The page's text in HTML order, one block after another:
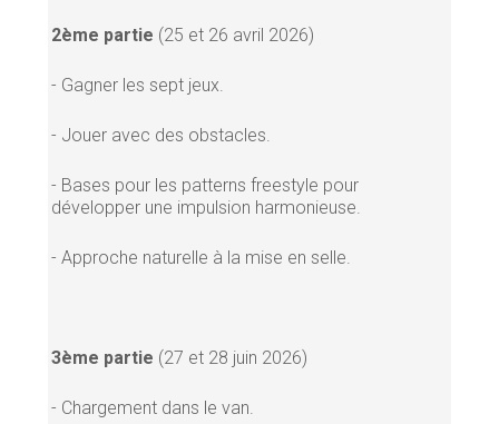
2ème partie (25 et 26 avril 2026)
- Gagner les sept jeux.
- Jouer avec des obstacles.
- Bases pour les patterns freestyle pour
développer une impulsion harmonieuse.
- Approche naturelle à la mise en selle.
3ème partie (27 et 28 juin 2026)
- Chargement dans le van.